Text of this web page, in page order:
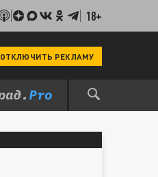
18+
ОТКЛЮЧИТЬ РЕКЛАМУ